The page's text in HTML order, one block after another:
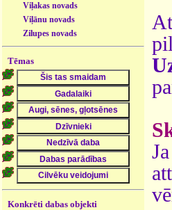
Viļakas novads
Viļānu novads
Zilupes novads
Tēmas
Konkrēti dabas objekti